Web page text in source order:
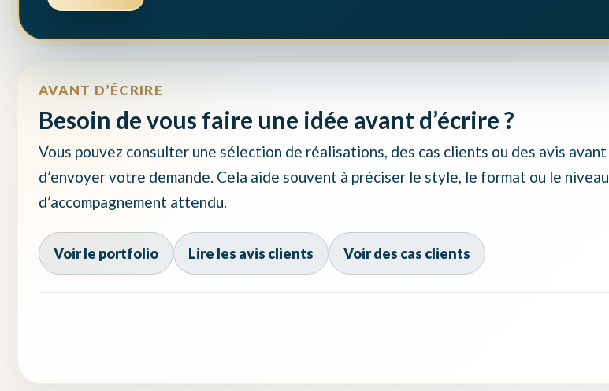
AVANT D’ÉCRIRE
Besoin de vous faire une idée avant d’écrire ?
Vous pouvez consulter une sélection de réalisations, des cas clients ou des avis avant
d’envoyer votre demande. Cela aide souvent à préciser le style, le format ou le niveau
d’accompagnement attendu.
Voir le portfolio Lire les avis clients Voir des cas clients